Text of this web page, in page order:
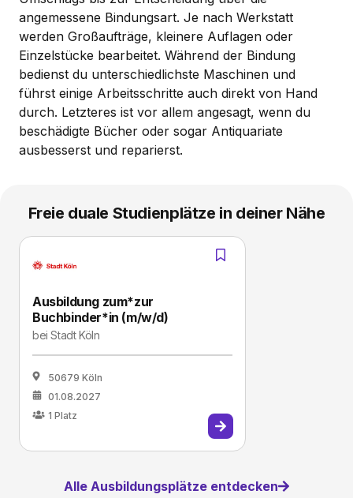
angemessene Bindungsart. Je nach Werkstatt
werden Großaufträge, kleinere Auflagen oder
Einzelstücke bearbeitet. Während der Bindung
bedienst du unterschiedlichste Maschinen und
führst einige Arbeitsschritte auch direkt von Hand
durch. Letzteres ist vor allem angesagt, wenn du
beschädigte Bücher oder sogar Antiquariate
ausbesserst und reparierst.
Freie duale Studienplätze in deiner Nähe
Ausbildung zum*zur
Buchbinder*in (m/w/d)
beiStadt Köln
50679 Köln
01.08.2027
1 Platz
Alle Ausbildungsplätze entdecken